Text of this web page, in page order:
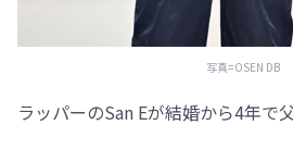
写真=OSEN DB
ラッパーのSan Eが結婚から4年で